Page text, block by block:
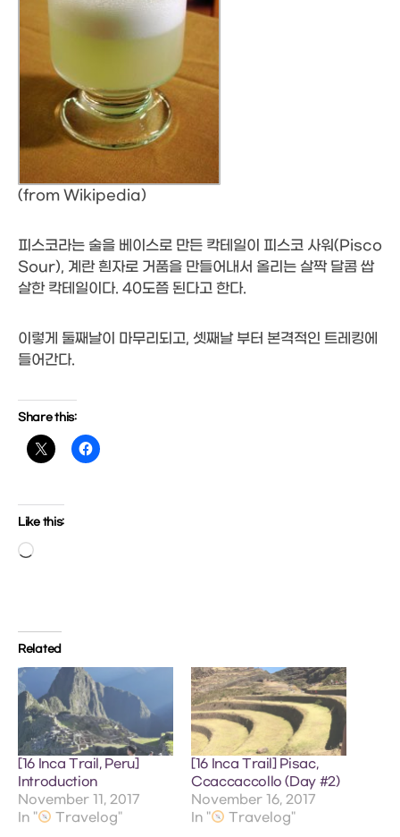
(from Wikipedia)
피스코라는 술을 베이스로 만든 칵테일이 피스코 사워(Pisco
Sour), 계란 흰자로 거품을 만들어내서 올리는 살짝 달콤 쌉
살한 칵테일이다. 40도쯤 된다고 한다.
이렇게 둘째날이 마무리되고, 셋째날 부터 본격적인 트레킹에
들어간다.
Share this:
Like this:
Loading…
Related
[16 Inca Trail, Peru]
Introduction
November 11, 2017
In "
Travelog"
[16 Inca Trail] Pisac,
Ccaccaccollo (Day #2)
November 16, 2017
In "
Travelog"